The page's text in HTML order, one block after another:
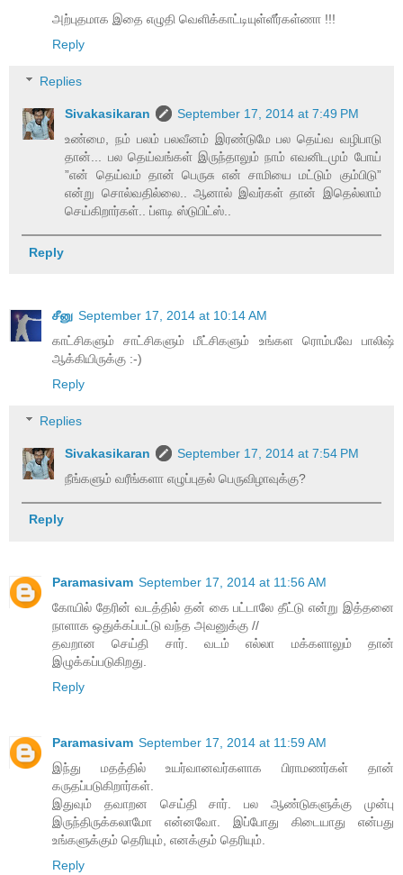
அற்புதமாக இதை எழுதி வெளிக்காட்டியுள்ளீர்கள்ணா !!!
Reply
Replies
Sivakasikaran
September 17, 2014 at 7:49 PM
உண்மை, நம் பலம் பலவீனம் இரண்டுமே பல தெய்வ வழிபாடு
தான்... பல தெய்வங்கள் இருந்தாலும் நாம் எவனிடமும் போய்
”என் தெய்வம் தான் பெருசு என் சாமியை மட்டும் கும்பிடு”
என்று சொல்வதில்லை.. ஆனால் இவர்கள் தான் இதெல்லாம்
செய்கிறார்கள்.. ப்ளடி ஸ்டுபிட்ஸ்..
Reply
சீனு September 17, 2014 at 10:14 AM
காட்சிகளும் சாட்சிகளும் மீட்சிகளும் உங்கள ரொம்பவே பாலிஷ்
ஆக்கியிருக்கு :-)
Reply
Replies
Sivakasikaran
September 17, 2014 at 7:54 PM
நீங்களும் வரீங்களா எழுப்புதல் பெருவிழாவுக்கு?
Reply
Paramasivam September 17, 2014 at 11:56 AM
கோயில் தேரின் வடத்தில் தன் கை பட்டாலே தீட்டு என்று இத்தனை
நாளாக ஒதுக்கப்பட்டு வந்த அவனுக்கு //
தவறான செய்தி சார். வடம் எல்லா மக்களாலும் தான்
இழுக்கப்படுகிறது.
Reply
Paramasivam September 17, 2014 at 11:59 AM
இந்து மதத்தில் உயர்வானவர்களாக பிராமணர்கள் தான்
கருதப்படுகிறார்கள்.
இதுவும் தவாறன செய்தி சார். பல ஆண்டுகளுக்கு முன்பு
இருந்திருக்கலாமோ என்னவோ. இப்போது கிடையாது என்பது
உங்களுக்கும் தெரியும், எனக்கும் தெரியும்.
Reply